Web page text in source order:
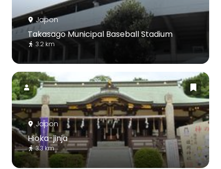
Japon
Takasago Municipal Baseball Stadium
3.2 km
Japon
Hioka-jinja
3.3 km